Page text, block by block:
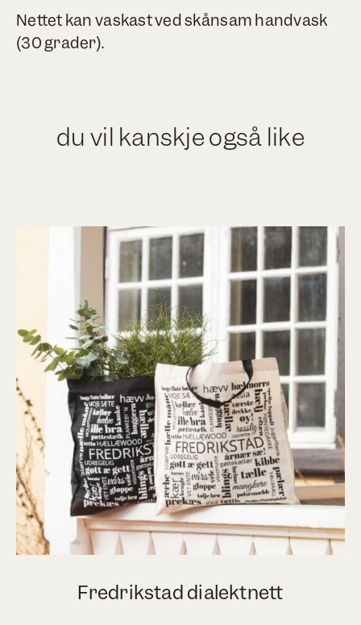
Nettet kan vaskast ved skånsam handvask
(30 grader).
du vil kanskje også like
Fredrikstad dialektnett